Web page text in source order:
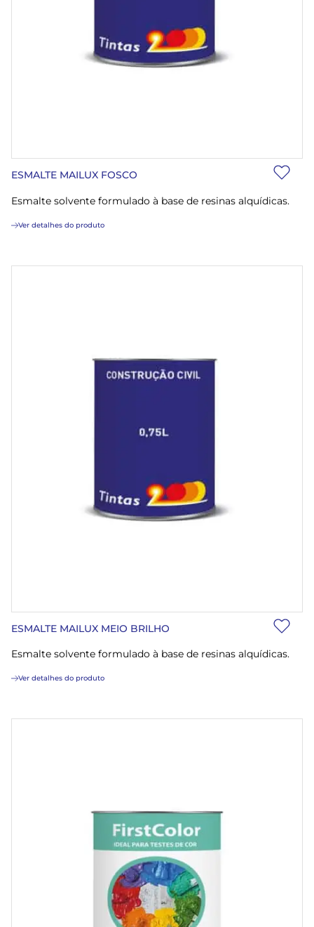
ESMALTE MAILUX FOSCO
Esmalte solvente formulado à base de resinas alquídicas.
Ver detalhes do produto
ESMALTE MAILUX MEIO BRILHO
Esmalte solvente formulado à base de resinas alquídicas.
Ver detalhes do produto